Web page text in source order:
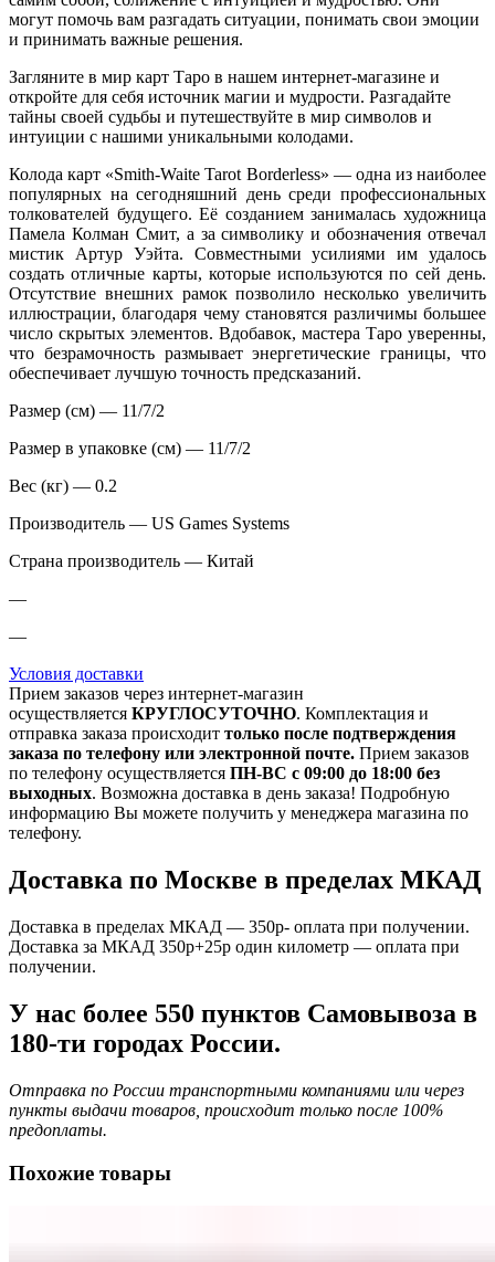
могут помочь вам разгадать ситуации, понимать свои эмоции
и принимать важные решения.
Загляните в мир карт Таро в нашем интернет-магазине и
откройте для себя источник магии и мудрости. Разгадайте
тайны своей судьбы и путешествуйте в мир символов и
интуиции с нашими уникальными колодами.
Колода карт «Smith-Waite Tarot Borderless» — одна из наиболее
популярных на сегодняшний день среди профессиональных
толкователей будущего. Её созданием занималась художница
Памела Колман Смит, а за символику и обозначения отвечал
мистик Артур Уэйта. Совместными усилиями им удалось
создать отличные карты, которые используются по сей день.
Отсутствие внешних рамок позволило несколько увеличить
иллюстрации, благодаря чему становятся различимы большее
число скрытых элементов. Вдобавок, мастера Таро уверенны,
что безрамочность размывает энергетические границы, что
обеспечивает лучшую точность предсказаний.
Размер (см) — 11/7/2
Размер в упаковке (см) — 11/7/2
Вес (кг) — 0.2
Производитель — US Games Systems
Страна производитель — Китай
—
—
Условия доставки
Прием заказов через интернет-магазин
осуществляется КРУГЛОСУТОЧНО. Комплектация и
отправка заказа происходит только после подтверждения
заказа по телефону или электронной почте. Прием заказов
по телефону осуществляется ПН-ВС с 09:00 до 18:00 без
выходных. Возможна доставка в день заказа! Подробную
информацию Вы можете получить у менеджера магазина по
телефону.
Доставка по Москве в пределах МКАД
Доставка в пределах МКАД — 350р- оплата при получении.
Доставка за МКАД 350р+25р один километр — оплата при
получении.
У нас более 550 пунктов Самовывоза в
180-ти городах России.
Отправка по России транспортными компаниями или через
пункты выдачи товаров, происходит только после 100%
предоплаты.
Похожие товары